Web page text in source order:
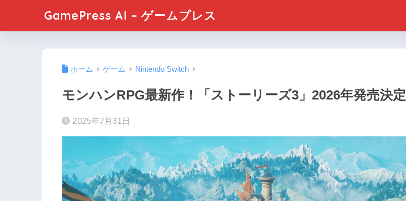
GamePress AI – ゲームプレス
ホーム ゲーム Nintendo Switch
モンハンRPG最新作！「ストーリーズ3」2026年発売決定
2025年7月31日